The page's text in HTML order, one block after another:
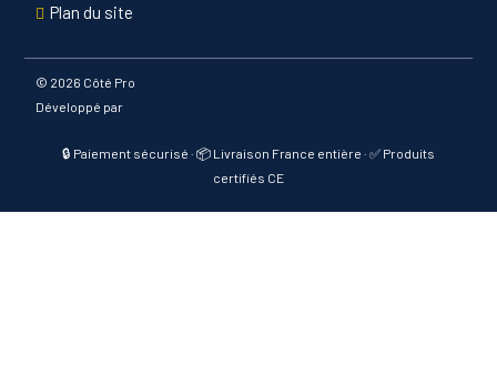
Plan du site
© 2026 Côté Pro
Développé par
🔒 Paiement sécurisé · 📦 Livraison France entière · ✅ Produits
certifiés CE